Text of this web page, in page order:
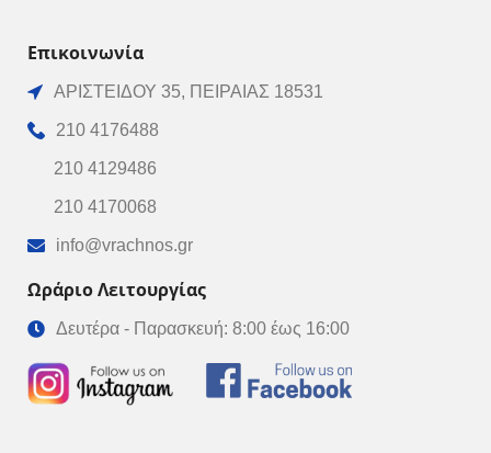
Επικοινωνία
ΑΡΙΣΤΕΙΔΟΥ 35, ΠΕΙΡΑΙΑΣ 18531
210 4176488
210 4129486
210 4170068
info@vrachnos.gr
Ωράριο Λειτουργίας
Δευτέρα - Παρασκευή: 8:00 έως 16:00